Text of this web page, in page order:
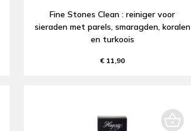
Fine Stones Clean : reiniger voor
sieraden met parels, smaragden, koralen
en turkoois
€ 11,90